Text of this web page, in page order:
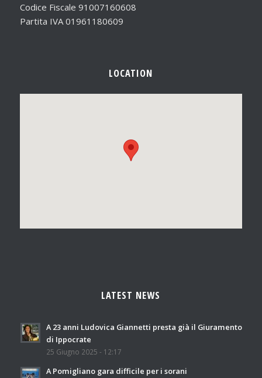
Codice Fiscale 91007160608
Partita IVA 01961180609
LOCATION
LATEST NEWS
A 23 anni Ludovica Giannetti presta già il Giuramento
di Ippocrate
25 Giugno 2025 - 12:17
A Pomigliano gara difficile per i sorani